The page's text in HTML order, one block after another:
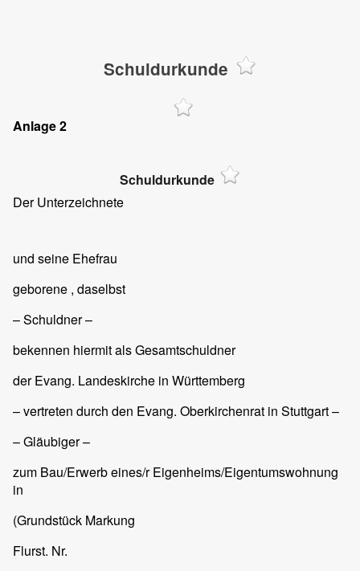
Schuldurkunde
Anlage 2
Schuldurkunde
Der Unterzeichnete
und seine Ehefrau
geborene , daselbst
– Schuldner –
bekennen hiermit als Gesamtschuldner
der Evang. Landeskirche in Württemberg
– vertreten durch den Evang. Oberkirchenrat in Stuttgart –
– Gläubiger –
zum Bau/Erwerb eines/r Eigenheims/Eigentumswohnung
in
(Grundstück Markung
Flurst. Nr.